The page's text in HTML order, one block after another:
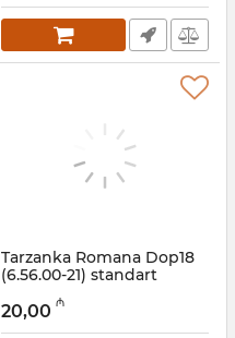
Artikul: 001002075
Tarzanka Romana Dop18
(6.56.00-21) standart
001002068
20,00 ₼